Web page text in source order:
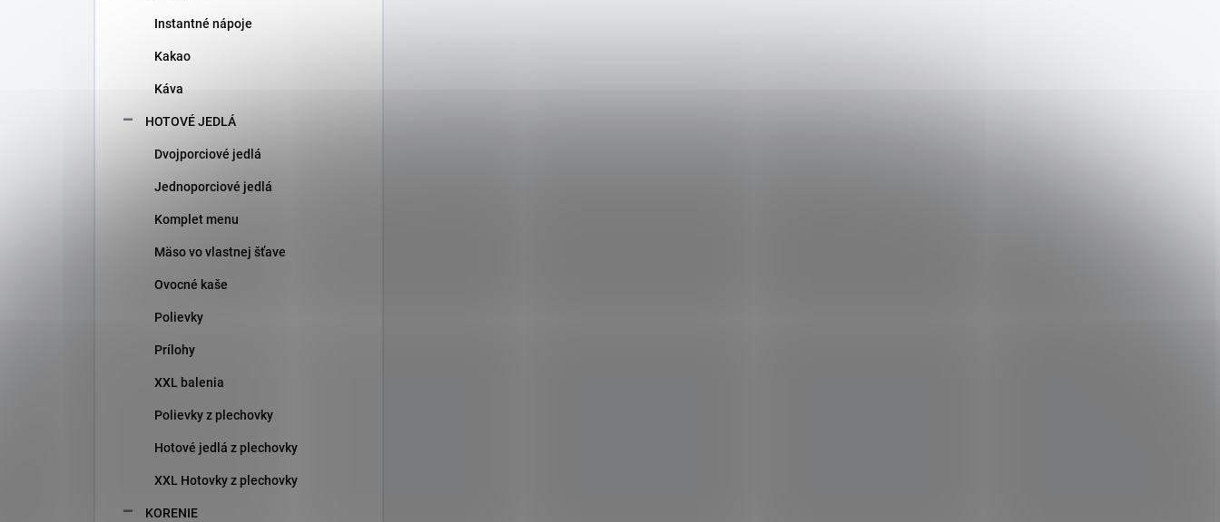
Instantné nápoje
Kakao
Káva
HOTOVÉ JEDLÁ
Dvojporciové jedlá
Jednoporciové jedlá
Komplet menu
Mäso vo vlastnej šťave
Ovocné kaše
Polievky
Prílohy
XXL balenia
Polievky z plechovky
Hotové jedlá z plechovky
XXL Hotovky z plechovky
KORENIE